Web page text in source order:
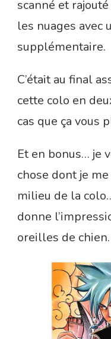
scanné et
les nuages avec
supplémentaire.
C’était au final
cette colo en
cas que ça vous
Et en bonus… je
chose dont je
milieu de la
donne
oreilles de